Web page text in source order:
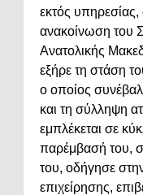
εκτός υπηρεσίας,
ανακοίνωση του
Ανατολικής
εξήρε τη στάση
ο οποίος
και τη σύλληψη
εμπλέκεται σε
παρέμβασή του,
του, οδήγησε
επιχείρησης,